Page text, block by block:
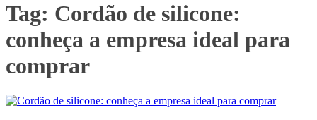
Tag: Cordão de silicone:
conheça a empresa ideal para
comprar